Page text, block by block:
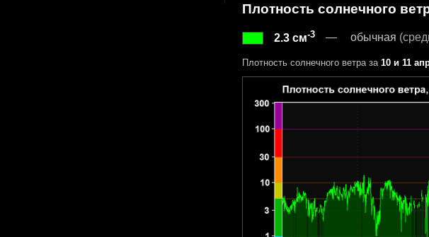
Плотность солнечного
2.3 см-3 обычная
Плотность солнечного ветра за 10 и 11